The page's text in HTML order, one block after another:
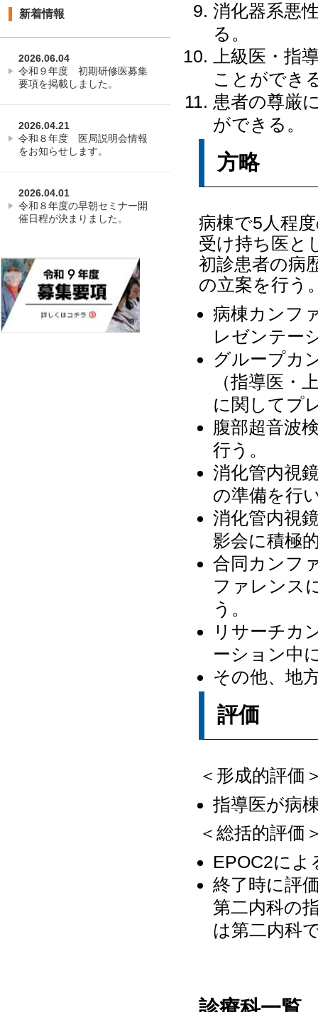
消化器系悪
る。
上級医・指
ことができ
患者の尊厳
ができる。
方略
病棟で5人程
受け持ち医と
初診患者の病
の立案を行う
病棟カンフ
レゼンテー
グループカ
（指導医・
に関してプ
腹部超音波
行う。
消化管内視
の準備を行
消化管内視
影会に積極
合同カンフ
ファレンス
う。
リサーチカ
ーション中
その他、地
評価
＜形成的評価
指導医が病
＜総括的評価
EPOC2によ
終了時に評
第二内科の
は第二内科
新着情報
2026.06.04
令和９年度 初期研修医募集
要項を掲載しました。
2026.04.21
令和８年度 医局説明会情報
をお知らせします。
2026.04.01
令和８年度の早朝セミナー開
催日程が決まりました。